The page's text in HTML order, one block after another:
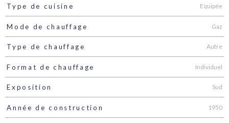
Type de cuisine Equipée
Mode de chauffage Gaz
Type de chauffage Autre
Format de chauffage Individuel
Exposition Sud
Année de construction 1950